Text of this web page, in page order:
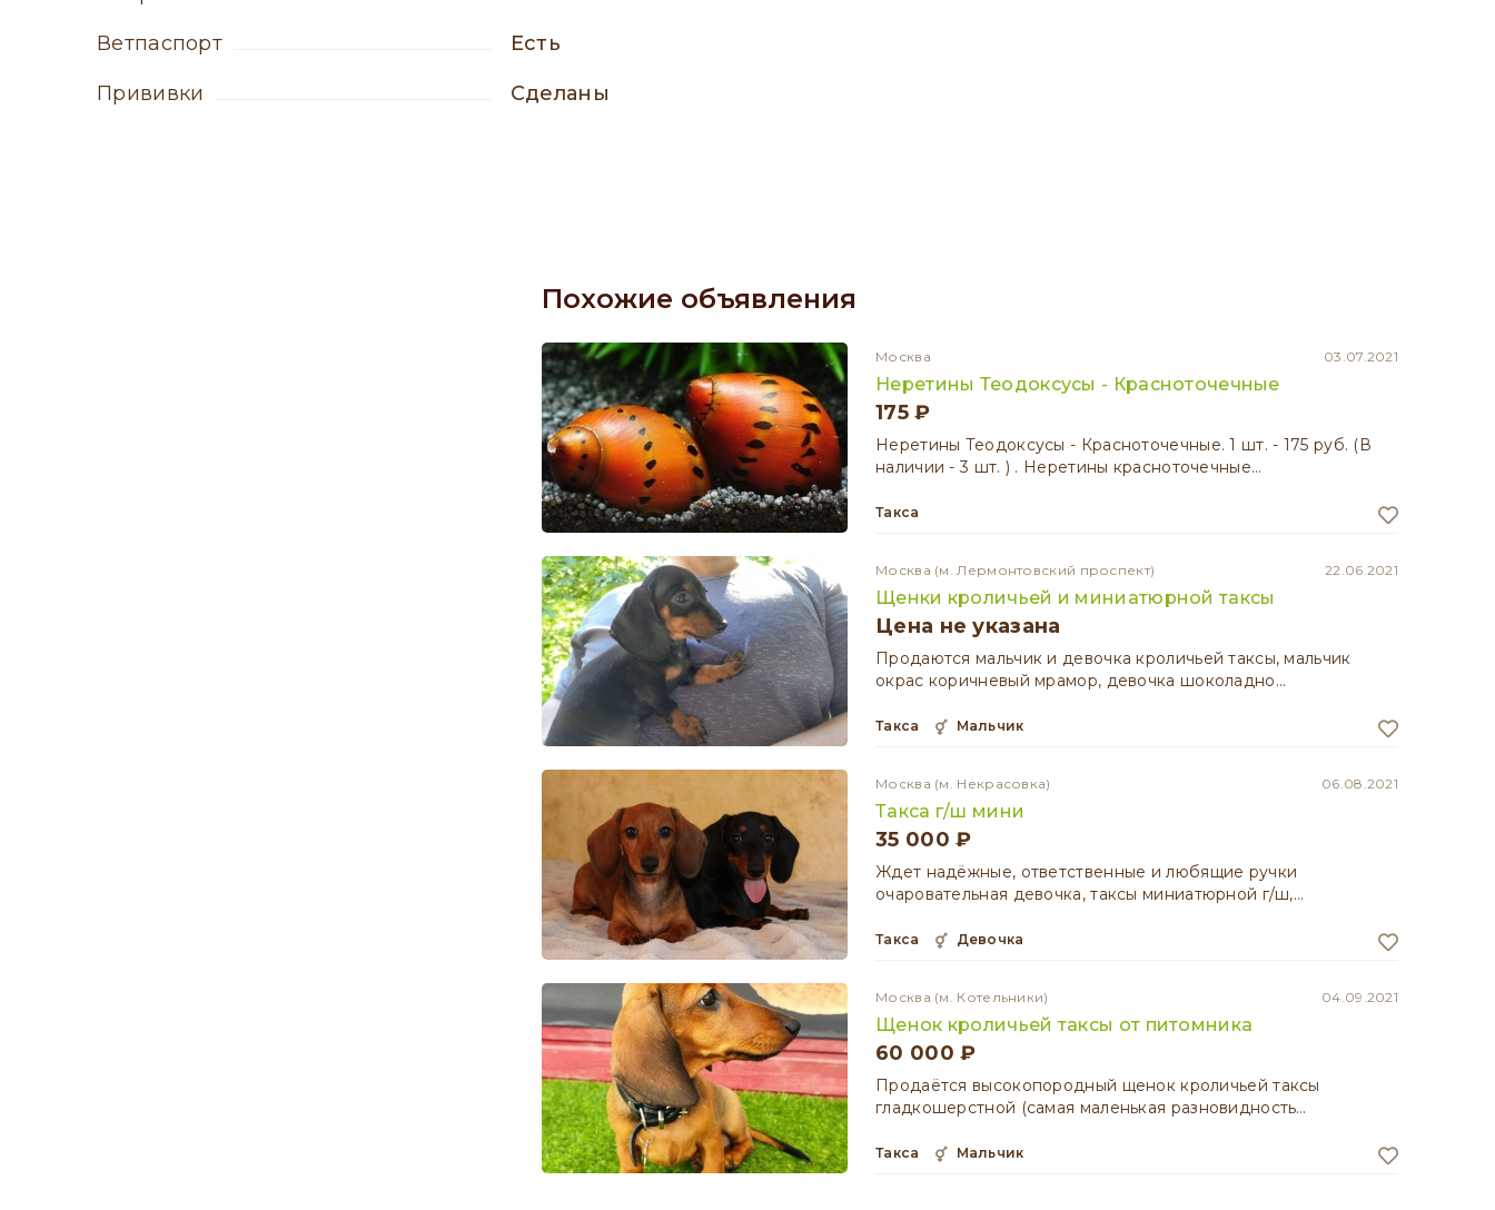
ветпаспорт есть
прививки сделаны
Похожие объявления
Москва 03.07.2021
Неретины Теодоксусы - Красноточечные
175 ₽
Неретины Теодоксусы - Красноточечные. 1 шт. - 175 руб. (В
наличии - 3 шт. ) . Неретины красноточечные…
Такса
Москва (м. Лермонтовский проспект) 22.06.2021
Щенки кроличьей и миниатюрной таксы
Цена не указана
Продаются мальчик и девочка кроличьей таксы, мальчик
окрас коричневый мрамор, девочка шоколадно…
Такса мальчик
Москва (м. Некрасовка) 06.08.2021
Такса г/ш мини
35 000 ₽
Ждет надёжные, ответственные и любящие ручки
очаровательная девочка, таксы миниатюрной г/ш,…
Такса девочка
Москва (м. Котельники) 04.09.2021
Щенок кроличьей таксы от питомника
60 000 ₽
Продаётся высокопородный щенок кроличьей таксы
гладкошерстной (самая маленькая разновидность…
Такса мальчик